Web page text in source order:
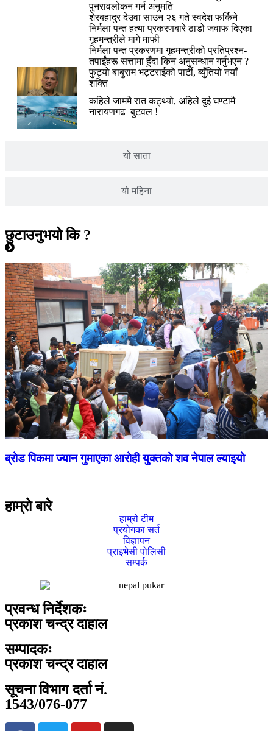
यो साता
यो महिना
पुनरावलोकन गर्न अनुमति
शेरबहादुर देउवा साउन २६ गते स्वदेश फर्किने
निर्मला पन्त हत्या प्रकरणबारे ठाडो जवाफ दिएका
गृहमन्त्रीले मागे माफी
निर्मला पन्त प्रकरणमा गृहमन्त्रीको प्रतिप्रश्न-
तपाईंहरू सत्तामा हुँदा किन अनुसन्धान गर्नुभएन ?
फुट्यो बाबुराम भट्टराईको पार्टी, ब्युँतियो नयाँ
शक्ति
कहिले जाममै रात कट्थ्यो, अहिले दुई घण्टामै
नारायणगढ–बुटवल !
छुटाउनुभयो कि ?
ब्रोड पिकमा ज्यान गुमाएका आरोही युक्तको शव नेपाल ल्याइयो
हाम्रो बारे
हाम्रो टीम
प्रयोगका सर्त
विज्ञापन
प्राइभेसी पोलिसी
सम्पर्क
प्रवन्ध निर्देशकः
प्रकाश चन्द्र दाहाल
सम्पादकः
प्रकाश चन्द्र दाहाल
सूचना विभाग दर्ता नं.
1543/076-077